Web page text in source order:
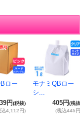
ロー
円(税抜)
込4,112円)
モナミQBロー
シ...
405円(税
(税込445